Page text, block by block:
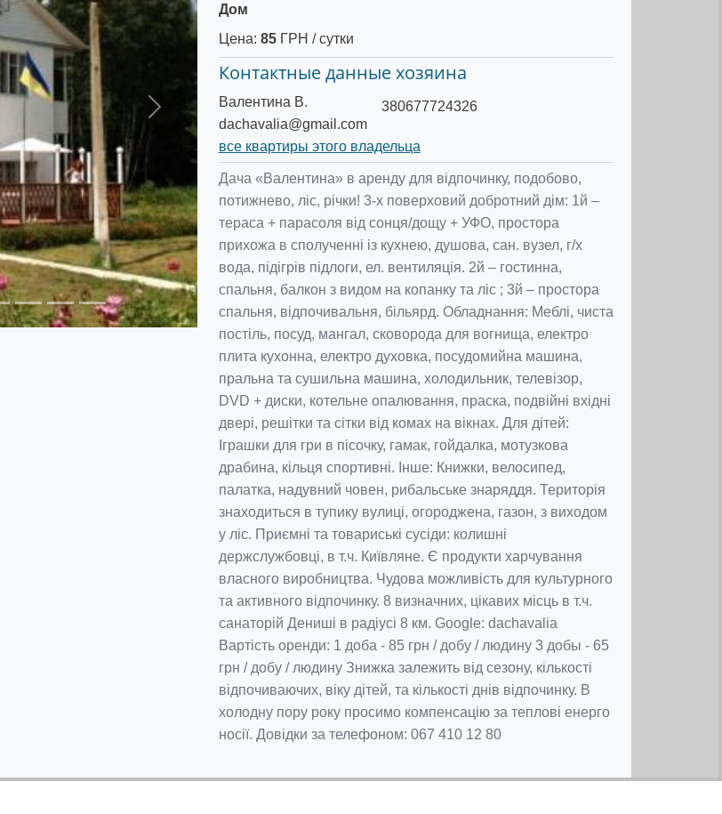
Следующее
Дом
Цена: 85ГРН / сутки
Контактные данные хозяина
Валентина В.
dachavalia@gmail.com
380677724326
все квартиры этого владельца
Дача «Валентина» в аренду для відпочинку, подобово,
потижнево, ліс, річки! 3-х поверховий добротний дім: 1й –
тераса + парасоля від сонця/дощу + УФО, простора
прихожа в сполученні із кухнею, душова, сан. вузел, г/х
вода, підігрів підлоги, ел. вентиляція. 2й – гостинна,
спальня, балкон з видом на копанку та ліс ; 3й – простора
спальня, відпочивальня, більярд. Обладнання: Меблі, чиста
постіль, посуд, мангал, сковорода для вогнища, електро
плита кухонна, електро духовка, посудомийна машина,
пральна та сушильна машина, холодильник, телевізор,
DVD + диски, котельне опалювання, праска, подвійні вхідні
двері, решітки та сітки від комах на вікнах. Для дітей:
Іграшки для гри в пісочку, гамак, гойдалка, мотузкова
драбина, кільця спортивні. Інше: Книжки, велосипед,
палатка, надувний човен, рибальське знаряддя. Територія
знаходиться в тупику вулиці, огороджена, газон, з виходом
у ліс. Приємні та товариські сусіди: колишні
держслужбовці, в т.ч. Київляне. Є продукти харчування
власного виробництва. Чудова можливість для культурного
та активного відпочинку. 8 визначних, цікавих місць в т.ч.
санаторій Дениші в радіусі 8 км. Google: dachavalia
Вартість оренди: 1 доба - 85 грн / добу / людину 3 добы - 65
грн / добу / людину Знижка залежить від сезону, кількості
відпочиваючих, віку дітей, та кількості днів відпочинку. В
холодну пору року просимо компенсацію за теплові енерго
носії. Довідки за телефоном: 067 410 12 80